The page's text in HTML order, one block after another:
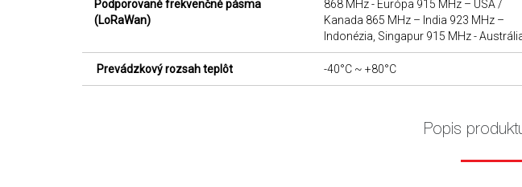
CHYTRÝ ODVOZ ODPADU
PREMYSLENÉ ZARIADENIA V
PRIEMYSLE
Podporované frekvenčné pásma
(LoRaWan)
868 MHz - Európa 915 MHz – USA /
Kanada 865 MHz – India 923 MHz –
Indonézia, Singapur 915 MHz -
Prevádzkový rozsah teplôt -40°C ~ +80°C
Popis